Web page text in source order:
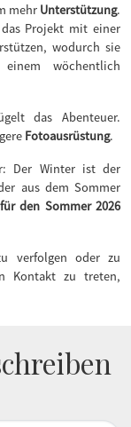
mehr Unterstützung.
Projekt mit einer
wodurch sie
wöchentlich
das Abenteuer.
Fotoausrüstung.
Der Winter ist der
aus dem Sommer
den Sommer 2026
verfolgen oder zu
Kontakt zu treten,